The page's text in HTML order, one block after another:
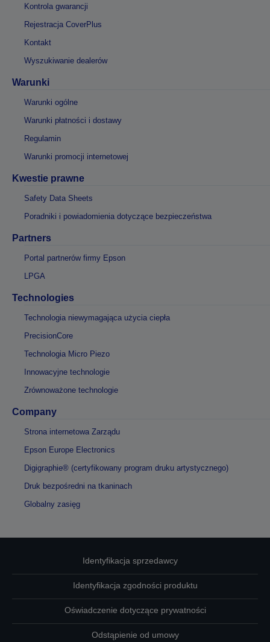
Kontrola gwarancji
Rejestracja CoverPlus
Kontakt
Wyszukiwanie dealerów
Warunki
Warunki ogólne
Warunki płatności i dostawy
Regulamin
Warunki promocji internetowej
Kwestie prawne
Safety Data Sheets
Poradniki i powiadomienia dotyczące bezpieczeństwa
Partners
Portal partnerów firmy Epson
LPGA
Technologies
Technologia niewymagająca użycia ciepła
PrecisionCore
Technologia Micro Piezo
Innowacyjne technologie
Zrównoważone technologie
Company
Strona internetowa Zarządu
Epson Europe Electronics
Digigraphie® (certyfikowany program druku artystycznego)
Druk bezpośredni na tkaninach
Globalny zasięg
Identyfikacja sprzedawcy
Identyfikacja zgodności produktu
Oświadczenie dotyczące prywatności
Odstąpienie od umowy